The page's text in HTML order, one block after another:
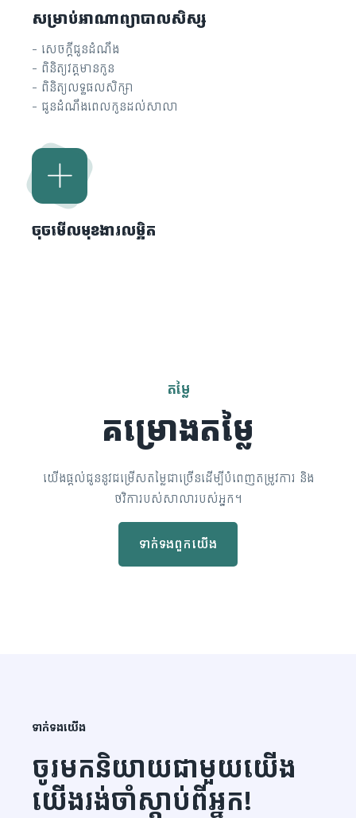
សម្រាប់អាណាព្យាបាលសិស្ស
- សេចក្តីជូនដំណឹង
- ពិនិត្យវត្តមានកូន
- ពិនិត្យលទ្ធផលសិក្សា
- ជូនដំណឹងពេលកូនដល់សាលា
ចុចមើលមុខងារលម្អិត
តម្លៃ
គម្រោងតម្លៃ
យើងផ្តល់ជូននូវជម្រើសតម្លៃជាច្រើនដើម្បីបំពេញតម្រូវការ និង
ថវិការបស់សាលារបស់អ្នក។
ទាក់ទង​​ពួក​យើង
ទាក់ទងយើង
ចូរមកនិយាយជាមួយយើង
យើងរង់ចាំស្តាប់ពីអ្នក!